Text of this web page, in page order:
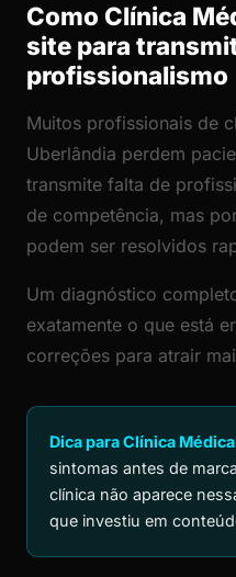
Como Clínica
site para
profissionalismo
Muitos profissionais de
Uberlândia perdem
transmite falta de
de competência, mas
podem ser resolvidos
Um diagnóstico
exatamente o que está
correções para atrair
Dica para Clínica
sintomas antes de
clínica não aparece
que investiu em